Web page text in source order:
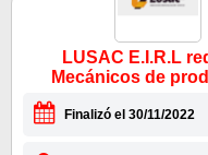
LUSAC E.I.R.L
Mecánicos de
Finalizó el 30/11/2022